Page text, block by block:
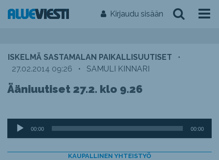
Kirjaudu sisään
ISKELMÄ SASTAMALAN PAIKALLISUUTISET
•
27.02.2014 09:26
• SAMULI KINNARI
Ääniuutiset 27.2. klo 9.26
Äänitoistin
00:00 00:00
KAUPALLINEN YHTEISTYÖ